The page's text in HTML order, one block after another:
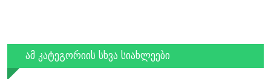
ამ კატეგორიის სხვა სიახლეები